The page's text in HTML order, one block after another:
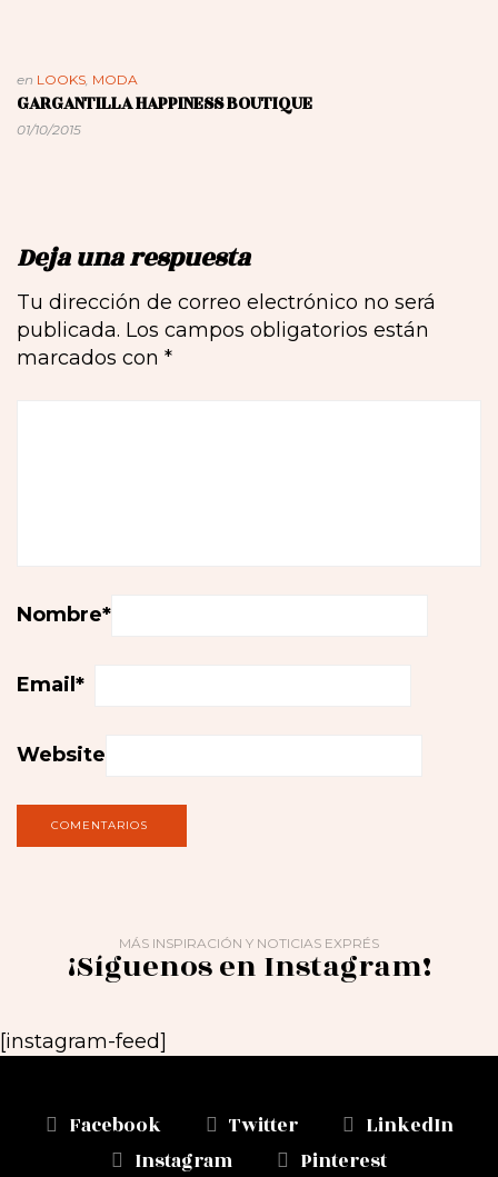
en LOOKS, MODA
GARGANTILLA HAPPINESS BOUTIQUE
01/10/2015
Deja una respuesta
Tu dirección de correo electrónico no será
publicada. Los campos obligatorios están
marcados con *
Nombre*
Email *
Website
MÁS INSPIRACIÓN Y NOTICIAS EXPRÉS
¡Síguenos en Instagram!
[instagram-feed]
Facebook Twitter
LinkedIn
Instagram
Pinterest